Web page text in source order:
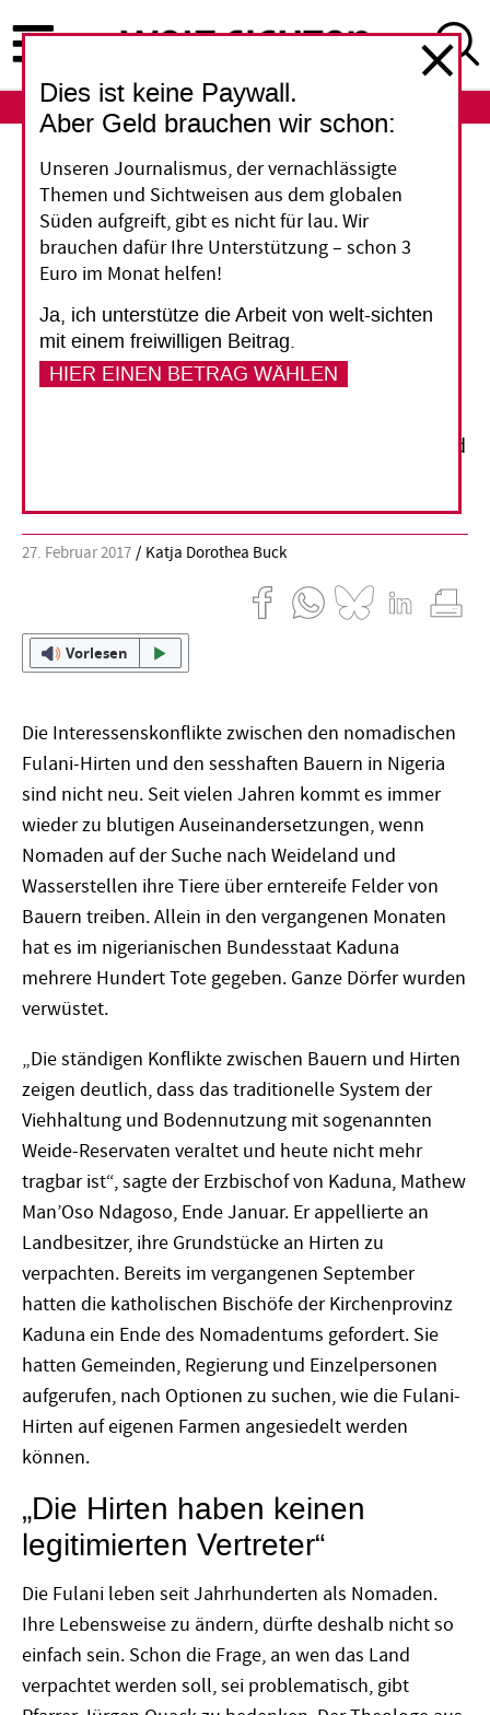
zum
Inhalt
ABO
Katholische Bischöfe in Nordnigeria
Hirten sollen Bauern
werden
Nomaden sollen sesshaft werden und ihre
Herden auf gepachtetem Land weiden lassen.
Dies hat der Erzbischof von Kaduna zur Lösung
Nordnigeria vorgeschlagen. Ganz so einfach wird
27. Februar 2017 Katja Dorothea Buck
Vorlesen
Die Interessenskonflikte zwischen den nomadischen
Fulani-Hirten und den sesshaften Bauern in Nigeria
sind nicht neu. Seit vielen Jahren kommt es immer
wieder zu blutigen Auseinandersetzungen, wenn
Nomaden auf der Suche nach Weideland und
Wasserstellen ihre Tiere über erntereife Felder von
Bauern treiben. Allein in den vergangenen Monaten
hat es im nigerianischen Bundesstaat Kaduna
mehrere Hundert Tote gegeben. Ganze Dörfer wurden
verwüstet.
„Die ständigen Konflikte zwischen Bauern und Hirten
zeigen deutlich, dass das traditionelle System der
Viehhaltung und Bodennutzung mit sogenannten
Weide-Reservaten veraltet und heute nicht mehr
tragbar ist“, sagte der Erzbischof von Kaduna, Mathew
Man’Oso Ndagoso, Ende Januar. Er appellierte an
Landbesitzer, ihre Grundstücke an Hirten zu
verpachten. Bereits im vergangenen September
hatten die katholischen Bischöfe der Kirchenprovinz
Kaduna ein Ende des Nomadentums gefordert. Sie
hatten Gemeinden, Regierung und Einzelpersonen
aufgerufen, nach Optionen zu suchen, wie die Fulani-
Hirten auf eigenen Farmen angesiedelt werden
können.
„Die Hirten haben keinen
legitimierten Vertreter“
Die Fulani leben seit Jahrhunderten als Nomaden.
Ihre Lebensweise zu ändern, dürfte deshalb nicht so
einfach sein. Schon die Frage, an wen das Land
verpachtet werden soll, sei problematisch, gibt
Dies ist keine Paywall.
Aber Geld brauchen wir schon:
Unseren Journalismus, der vernachlässigte
Themen und Sichtweisen aus dem globalen
Süden aufgreift, gibt es nicht für lau. Wir
brauchen dafür Ihre Unterstützung – schon 3
Euro im Monat helfen!
Ja, ich unterstütze die Arbeit von welt-sichten
mit einem freiwilligen Beitrag.
HIER EINEN BETRAG WÄHLEN